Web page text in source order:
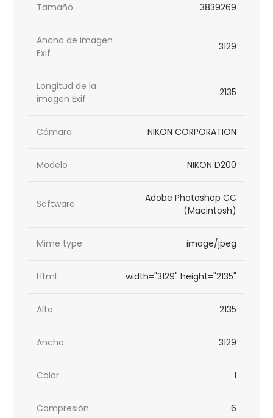
Tamaño 3839269
Ancho de imagen
Exif
3129
Longitud de la
imagen Exif
2135
Cámara NIKON CORPORATION
Modelo NIKON D200
Software
Adobe Photoshop CC
(Macintosh)
Mime type image/jpeg
Html width="3129" height="2135"
Alto 2135
Ancho 3129
Color 1
Compresión 6